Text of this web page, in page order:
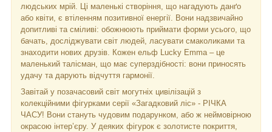
людських мрій. Ці маленькі створіння, що нагадують данґо
або квіти, є втіленням позитивної енергії. Вони надзвичайно
допитливі та сміливі: обожнюють приймати форми усього, що
бачать, досліджувати світ людей, ласувати смаколиками та
знаходити нових друзів. Кожен ельф Lucky Emma – це
маленький талісман, що має суперздібності: вони приносять
удачу та дарують відчуття гармонії.
Завітай у позачасовий світ могутніх цивілізацій з
колекційними фігурками серії «Загадковий ліс» - РІЧКА
ЧАСУ! Вони стануть чудовим подарунком, або ж неймовірною
окрасою інтер’єру. У деяких фігурок є золотисте покриття,